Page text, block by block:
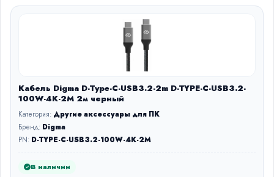
Кабель Digma D-Type-C-USB3.2-2m D-TYPE-C-USB3.2-
100W-4K-2M 2м черный
Категория: Другие аксессуары для ПК
Бренд: Digma
PN: D-TYPE-C-USB3.2-100W-4K-2M
В наличии